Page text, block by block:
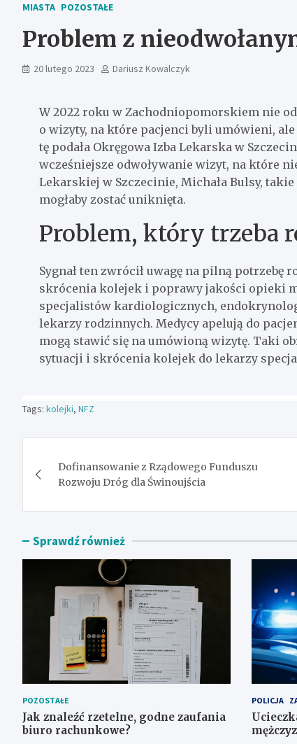
MIASTA POZOSTAŁE
Problem z
20 lutego 2023 Dariusz Kowalczyk
W 2022 roku w Zachodniopomorskiem nie
o wizyty, na które pacjenci byli umówieni,
tę podała Okręgowa Izba Lekarska w
wcześniejsze odwoływanie wizyt, na które
Lekarskiej w Szczecinie, Michała Bulsy,
mogłaby zostać uniknięta.
Problem, który trzeba
Sygnał ten zwrócił uwagę na pilną
skrócenia kolejek i poprawy jakości opieki
specjalistów kardiologicznych,
lekarzy rodzinnych. Medycy apelują do
mogą stawić się na umówioną wizytę. Taki
sytuacji i skrócenia kolejek do lekarzy
Tags: kolejki, NFZ
wpisu
Dofinansowanie z Rządowego Funduszu
Rozwoju Dróg dla Świnoujścia
Sprawdź również
POZOSTAŁE
Jak znaleźć rzetelne, godne zaufania
biuro rachunkowe?
POLICJA